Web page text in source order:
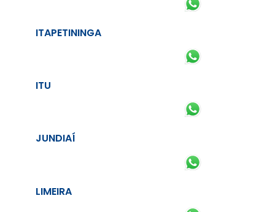
ITAPETININGA
ITU
JUNDIAÍ
LIMEIRA